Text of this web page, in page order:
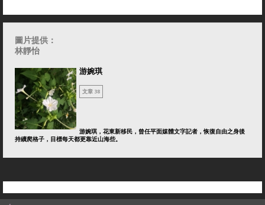
圖片提供：
林靜怡
游婉琪
文章 38
游婉琪，花東新移民，曾任平面媒體文字記者，恢復自由之身後
持續爬格子，目標每天都更靠近山海些。